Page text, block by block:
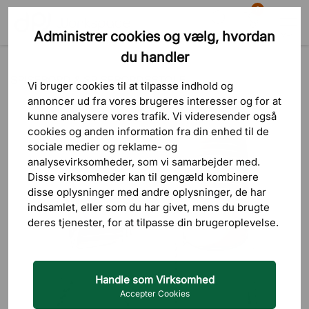
Administrer cookies og vælg, hvordan
du handler
Vi bruger cookies til at tilpasse indhold og
annoncer ud fra vores brugeres interesser og for at
kunne analysere vores trafik. Vi videresender også
cookies og anden information fra din enhed til de
sociale medier og reklame- og
analysevirksomheder, som vi samarbejder med.
Disse virksomheder kan til gengæld kombinere
disse oplysninger med andre oplysninger, de har
indsamlet, eller som du har givet, mens du brugte
deres tjenester, for at tilpasse din brugeroplevelse.
Handle som Virksomhed
Accepter Cookies
Søg
0
Indkøbskurv
Spisebord & Spisebordsstole
SPISEBORD & SPISEBORDSSTOLE